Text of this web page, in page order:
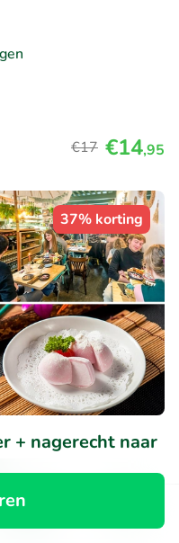
€17 €14,95
37% korting
+ nagerecht naar